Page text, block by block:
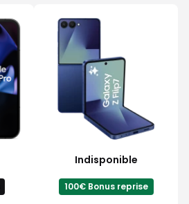
Indisponible
100€ Bonus reprise